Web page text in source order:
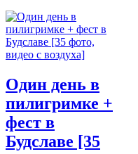
Один день в
пилигримке +
фест в
Будславе [35